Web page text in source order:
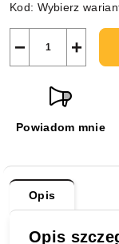
Kod: Wybierz
+
−
Powiadom mnie
Opis
Opis